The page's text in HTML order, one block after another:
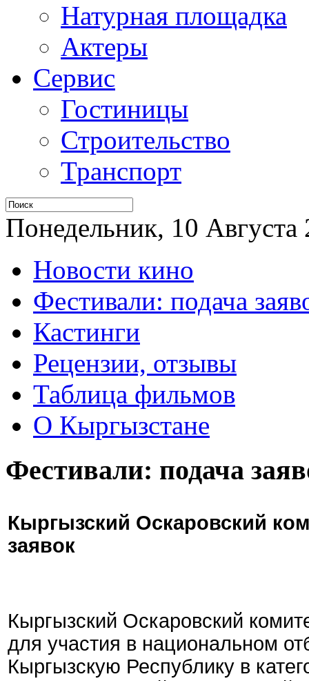
Натурная площадка
Актеры
Сервис
Гостиницы
Строительство
Транспорт
Понедельник, 10 Августа
Новости кино
Фестивали: подача
Кастинги
Рецензии, отзывы
Таблица фильмов
О Кыргызстане
Фестивали: подача
Кыргызский Оскаровский
заявок
Кыргызский Оскаровский
для участия в национальном
Кыргызскую Республику в